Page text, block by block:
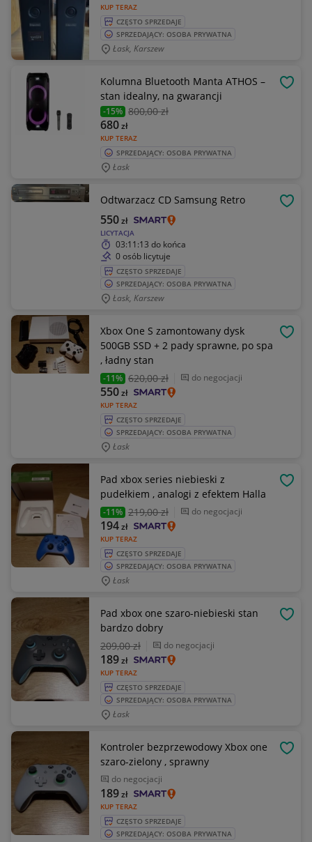
KUP TERAZ
CZĘSTO SPRZEDAJE
SPRZEDAJĄCY: OSOBA PRYWATNA
Łask, Karszew
Kolumna Bluetooth Manta ATHOS –
stan idealny, na gwarancji
-15% 800,00 zł
KUP TERAZ
680zł
SPRZEDAJĄCY: OSOBA PRYWATNA
Łask
Odtwarzacz CD Samsung Retro
LICYTACJA
550zł
03:11:13 do końca
0 osób licytuje
CZĘSTO SPRZEDAJE
SPRZEDAJĄCY: OSOBA PRYWATNA
Łask, Karszew
Xbox One S zamontowany dysk
500GB SSD + 2 pady sprawne, po spa
, ładny stan
-11% 620,00 zł do negocjacji
KUP TERAZ
550zł
CZĘSTO SPRZEDAJE
SPRZEDAJĄCY: OSOBA PRYWATNA
Łask
Pad xbox series niebieski z
pudełkiem , analogi z efektem Halla
-11% 219,00 zł do negocjacji
KUP TERAZ
194zł
CZĘSTO SPRZEDAJE
SPRZEDAJĄCY: OSOBA PRYWATNA
Łask
Pad xbox one szaro-niebieski stan
bardzo dobry
209,00 zł do negocjacji
KUP TERAZ
189zł
CZĘSTO SPRZEDAJE
SPRZEDAJĄCY: OSOBA PRYWATNA
Łask
Kontroler bezprzewodowy Xbox one
szaro-zielony , sprawny
do negocjacji
KUP TERAZ
189zł
CZĘSTO SPRZEDAJE
SPRZEDAJĄCY: OSOBA PRYWATNA